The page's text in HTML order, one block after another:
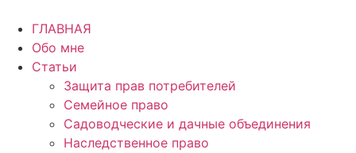
содержимому
ГЛАВНАЯ
Обо мне
Статьи
Защита прав потребителей
Семейное право
Садоводческие и дачные объединения
Наследственное право